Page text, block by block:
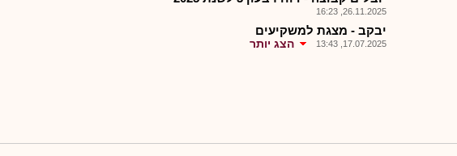
26.11.2025, 16:23
יבקב - מצגת למשקיעים
17.07.2025, 13:43 הצג יותר